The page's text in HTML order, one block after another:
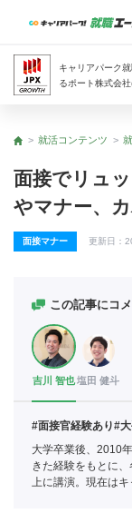
キャリアパーク
るポート株式会
トップ
就活コンテンツ
面接でリュ
やマナー、
面接マナー 更新日：
この記事にコ
吉川 智也塩田 健斗
#面接官経験あり#
大学卒業後、2010
きた経験をもとに
上に講演。現在は